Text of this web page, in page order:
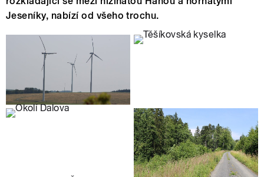
Jeseníky, nabízí od všeho trochu.